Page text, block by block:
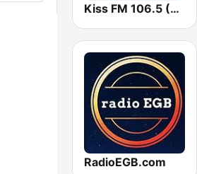
Kiss FM 106.5 (Кисc ФМ)
RadioEGB.com